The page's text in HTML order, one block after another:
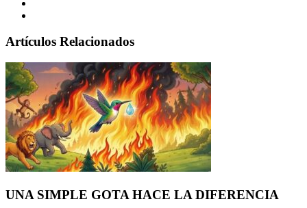
Artículos Relacionados
UNA SIMPLE GOTA HACE LA DIFERENCIA